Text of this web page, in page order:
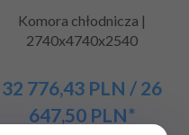
Komora chłodnicza |
2740x4740x2540
32 776,43 PLN / 26
647,50 PLN*